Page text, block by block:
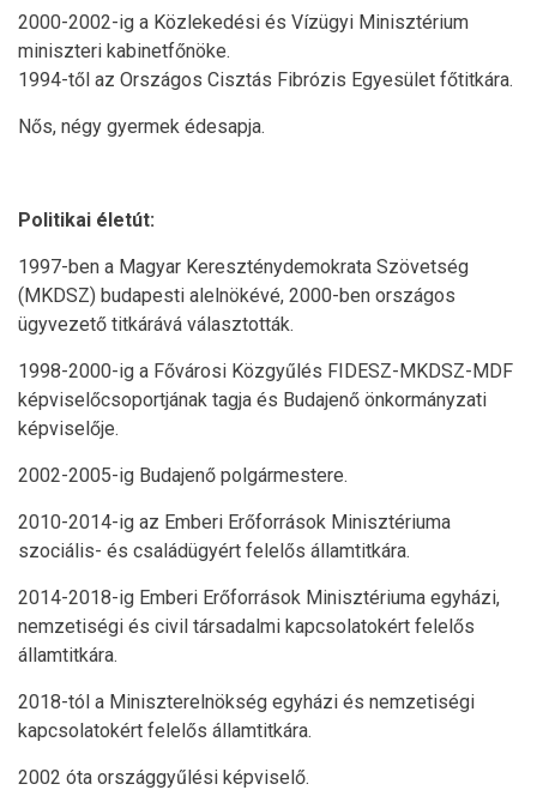
2000-2002-ig a Közlekedési és Vízügyi Minisztérium
miniszteri kabinetfőnöke.
1994-től az Országos Cisztás Fibrózis Egyesület főtitkára.
Nős, négy gyermek édesapja.
Politikai életút:
1997-ben a Magyar Kereszténydemokrata Szövetség
(MKDSZ) budapesti alelnökévé, 2000-ben országos
ügyvezető titkárává választották.
1998-2000-ig a Fővárosi Közgyűlés FIDESZ-MKDSZ-MDF
képviselőcsoportjának tagja és Budajenő önkormányzati
képviselője.
2002-2005-ig Budajenő polgármestere.
2010-2014-ig az Emberi Erőforrások Minisztériuma
szociális- és családügyért felelős államtitkára.
2014-2018-ig Emberi Erőforrások Minisztériuma egyházi,
nemzetiségi és civil társadalmi kapcsolatokért felelős
államtitkára.
2018-tól a Miniszterelnökség egyházi és nemzetiségi
kapcsolatokért felelős államtitkára.
2002 óta országgyűlési képviselő.